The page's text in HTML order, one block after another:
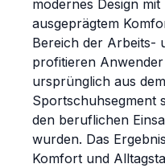
modernes Design
ausgeprägtem
Bereich der Arbeits-
profitieren
ursprünglich aus
Sportschuhsegment
den beruflichen
wurden. Das
Komfort und